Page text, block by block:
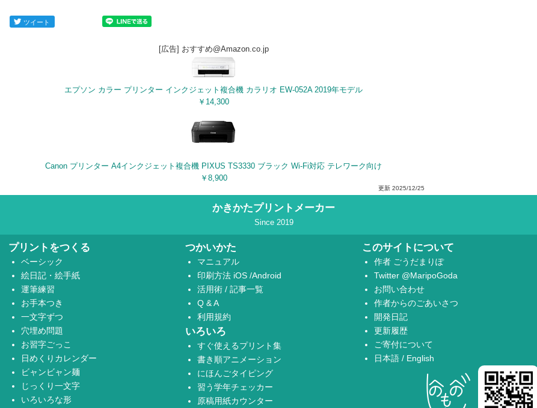
ツイート
[広告] おすすめ@Amazon.co.jp
エプソン カラー プリンター インクジェット複合機 カラリオ EW-052A 2019年モデル
￥14,300
Canon プリンター A4インクジェット複合機 PIXUS TS3330 ブラック Wi-Fi対応 テレワーク向け
￥8,900
更新 2025/12/25
かきかたプリントメーカー
Since 2019
プリントをつくる
ベーシック
絵日記・絵手紙
運筆練習
お手本つき
一文字ずつ
穴埋め問題
お習字ごっこ
日めくりカレンダー
ビャンビャン麺
じっくり一文字
いろいろな形
つかいかた
マニュアル
印刷方法 iOS/Android
活用術 /記事一覧
Q & A
利用規約
いろいろ
すぐ使えるプリント集
書き順アニメーション
にほんごタイピング
習う学年チェッカー
原稿用紙カウンター
このサイトについて
作者 ごうだまりぽ
Twitter @MaripoGoda
お問い合わせ
作者からのごあいさつ
開発日記
更新履歴
ご寄付について
日本語/ English